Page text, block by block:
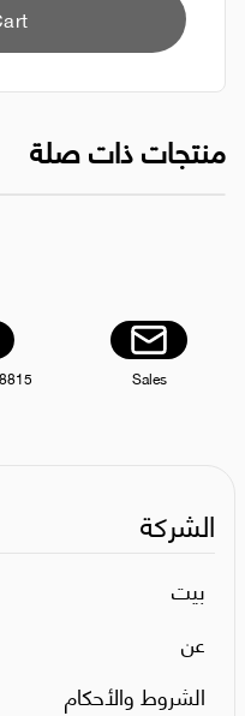
منتجات ذات صلة
أسياخ الخيزران 8 بوصة / 20 سم / 100 قطعة
Sales
الشركة
بيت
عن
الشروط والأحكام